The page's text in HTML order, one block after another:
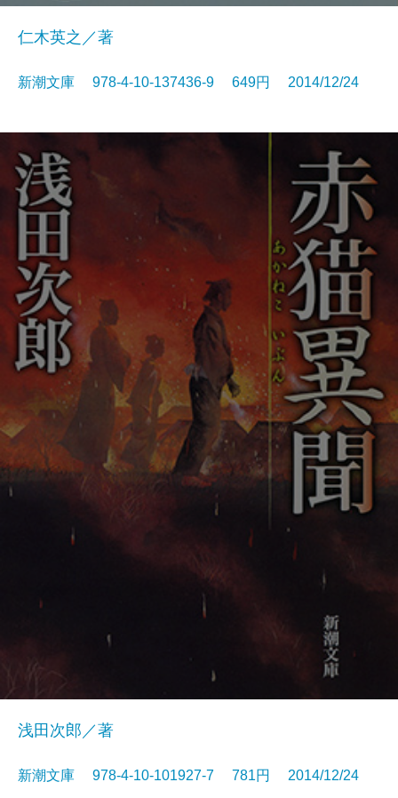
仁木英之／著
新潮文庫 978-4-10-137436-9 649円 2014/12/24
浅田次郎／著
新潮文庫 978-4-10-101927-7 781円 2014/12/24